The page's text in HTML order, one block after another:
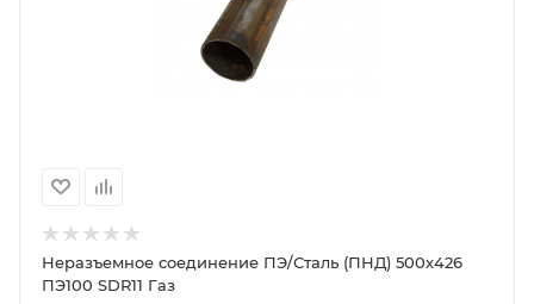
Неразъемное соединение ПЭ/Сталь (ПНД) 500х426
ПЭ100 SDR11 Газ